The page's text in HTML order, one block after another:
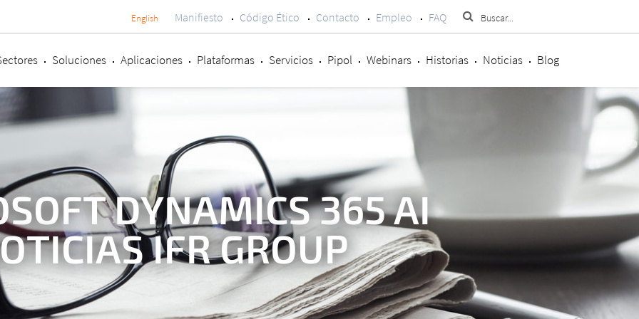
English
Menú
secundario
Manifiesto Código Ético Contacto Empleo FAQ
Soluciones Aplicaciones Plataformas Servicios Pipol Webinars Historias Noticias Blog
DYNAMICS 365 AI
IFR GROUP